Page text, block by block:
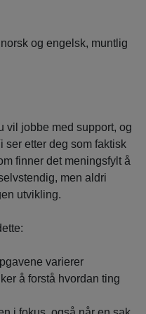
og engelsk, muntlig
vil jobbe med support, og
ser etter deg som faktisk
finner det meningsfylt å
men aldri
utvikling.
varierer
å forstå hvordan ting